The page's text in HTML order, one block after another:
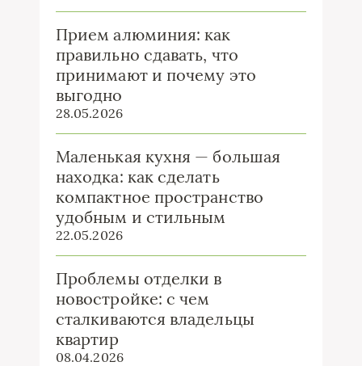
Прием алюминия: как
правильно сдавать, что
принимают и почему это
выгодно
28.05.2026
Маленькая кухня — большая
находка: как сделать
компактное пространство
удобным и стильным
22.05.2026
Проблемы отделки в
новостройке: с чем
сталкиваются владельцы
квартир
08.04.2026